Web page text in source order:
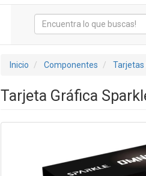
Inicio Componentes Tarjetas
Tarjeta Gráfica